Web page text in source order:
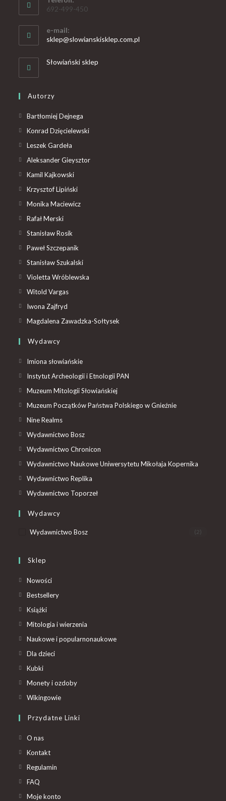
692-499-450
e-mail:
sklep@slowianskisklep.com.pl
Słowiański sklep
Autorzy
Bartłomiej Dejnega
Konrad Dzięcielewski
Leszek Gardeła
Aleksander Gieysztor
Kamil Kajkowski
Krzysztof Lipiński
Monika Maciewicz
Rafał Merski
Stanisław Rosik
Paweł Szczepanik
Stanisław Szukalski
Violetta Wróblewska
Witold Vargas
Iwona Zajfryd
Magdalena Zawadzka-Sołtysek
Wydawcy
Imiona słowiańskie
Instytut Archeologii i Etnologii PAN
Muzeum Mitologii Słowiańskiej
Muzeum Początków Państwa Polskiego w Gnieźnie
Nine Realms
Wydawnictwo Bosz
Wydawnictwo Chronicon
Wydawnictwo Naukowe Uniwersytetu Mikołaja Kopernika
Wydawnictwo Replika
Wydawnictwo Toporzeł
Wydawcy
Wydawnictwo Bosz (2)
Sklep
Nowości
Bestsellery
Książki
Mitologia i wierzenia
Naukowe i popularnonaukowe
Dla dzieci
Kubki
Monety i ozdoby
Wikingowie
Przydatne Linki
O nas
Kontakt
Regulamin
FAQ
Moje konto